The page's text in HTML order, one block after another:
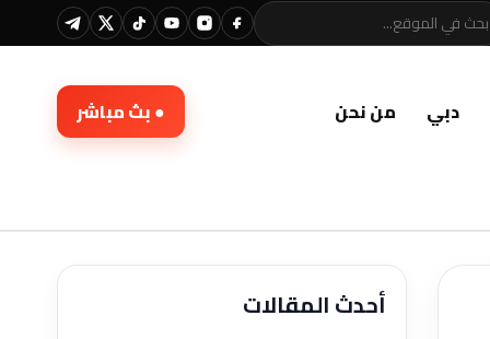
دبي من نحن ● بث مباشر
أحدث المقالات